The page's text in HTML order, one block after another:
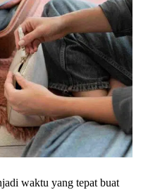
waktu yang tepat buat